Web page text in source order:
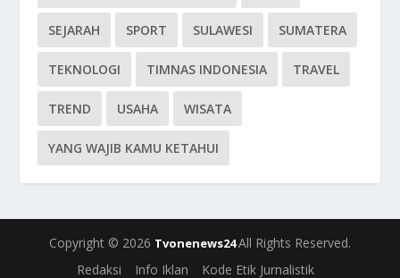
SEJARAH SPORT SULAWESI SUMATERA
TEKNOLOGI TIMNAS INDONESIA TRAVEL
TREND USAHA WISATA
YANG WAJIB KAMU KETAHUI
Copyright © 2026 Tvonenews24All Rights Reserved.
Redaksi
Info Iklan Kode Etik Jurnalistik